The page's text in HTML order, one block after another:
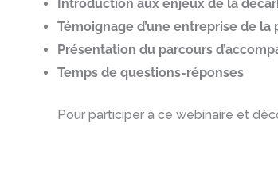
Introduction aux enjeux de la
Témoignage d’une entreprise de
Présentation du parcours
Temps de questions-réponses
Pour participer à ce webinaire et